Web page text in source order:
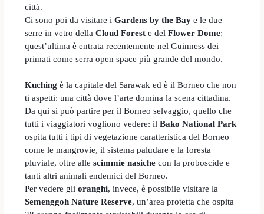
città.
Ci sono poi da visitare iGardens by the Baye le due
serre in vetro della Cloud Foreste del Flower Dome;
quest’ultima è entrata recentemente nel Guinness dei
primati come serra open space più grande del mondo.
Kuching è la capitale del Sarawak ed è il Borneo che non
ti aspetti: una città dove l’arte domina la scena cittadina.
Da qui si può partire per il Borneo selvaggio, quello che
tutti i viaggiatori vogliono vedere: ilBako National Park
ospita tutti i tipi di vegetazione caratteristica del Borneo
come le mangrovie, il sistema paludare e la foresta
pluviale, oltre allescimmie nasiche con la proboscide e
tanti altri animali endemici del Borneo.
Per vedere glioranghi, invece, è possibile visitare la
Semenggoh Nature Reserve, un’area protetta che ospita